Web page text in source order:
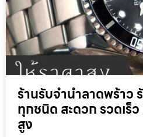
ร้านรับจำนำลาดพร้าว
ทุกชนิด สะดวก รวดเร็ว
สูง